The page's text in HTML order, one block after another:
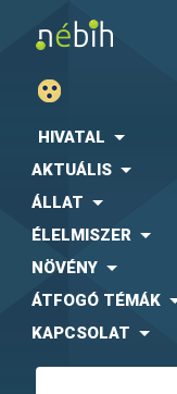
HIVATAL
AKTUÁLIS
ÁLLAT
ÉLELMISZER
NÖVÉNY
ÁTFOGÓ TÉMÁK
KAPCSOLAT